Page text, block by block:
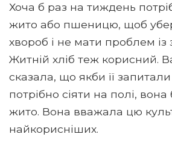
Хоча б раз на тиждень
жито або пшеницю, щоб
хвороб і не мати проблем
Житній хліб теж корисний.
сказала, що якби її
потрібно сіяти на полі,
жито. Вона вважала цю
найкорисніших.